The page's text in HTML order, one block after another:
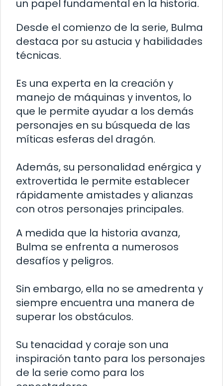
un papel fundamental en la historia.
Desde el comienzo de la serie, Bulma
destaca por su astucia y habilidades
técnicas.
Es una experta en la creación y
manejo de máquinas y inventos, lo
que le permite ayudar a los demás
personajes en su búsqueda de las
míticas esferas del dragón.
Además, su personalidad enérgica y
extrovertida le permite establecer
rápidamente amistades y alianzas
con otros personajes principales.
A medida que la historia avanza,
Bulma se enfrenta a numerosos
desafíos y peligros.
Sin embargo, ella no se amedrenta y
siempre encuentra una manera de
superar los obstáculos.
Su tenacidad y coraje son una
inspiración tanto para los personajes
de la serie como para los